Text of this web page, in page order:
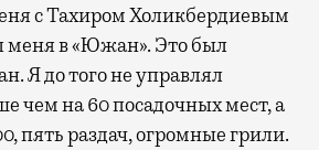
с Тахиром Холикбердиевым
меня в «Южан». Это был
Я до того не управлял
чем на 60 посадочных мест, а
пять раздач, огромные грили.